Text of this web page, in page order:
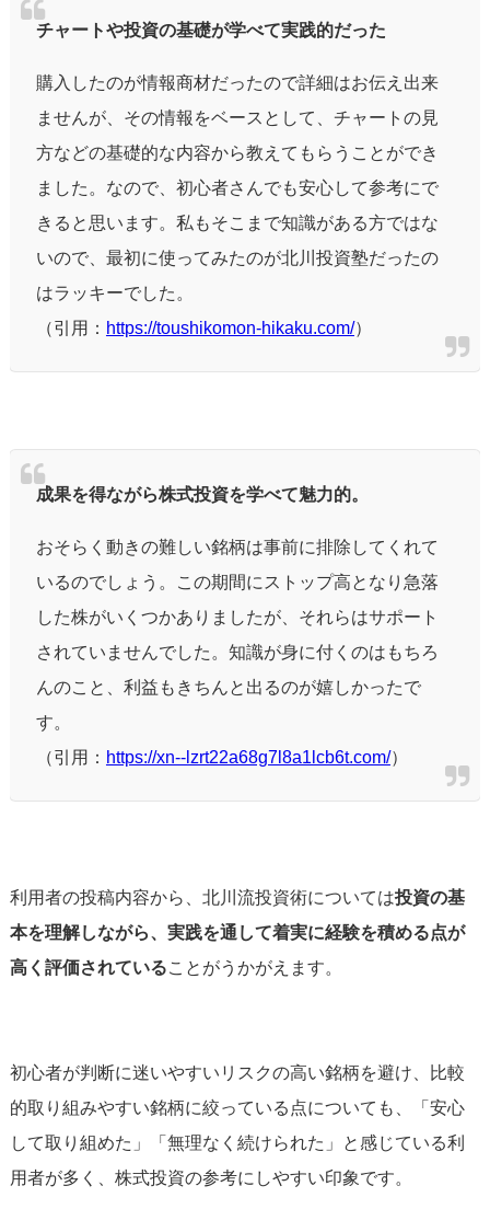
チャートや投資の基礎が学べて実践的だった
購入したのが情報商材だったので詳細はお伝え出来
ませんが、その情報をベースとして、チャートの見
方などの基礎的な内容から教えてもらうことができ
ました。なので、初心者さんでも安心して参考にで
きると思います。私もそこまで知識がある方ではな
いので、最初に使ってみたのが北川投資塾だったの
はラッキーでした。
（引用： https://toushikomon-hikaku.com/）
成果を得ながら株式投資を学べて魅力的。
おそらく動きの難しい銘柄は事前に排除してくれて
いるのでしょう。この期間にストップ高となり急落
した株がいくつかありましたが、それらはサポート
されていませんでした。知識が身に付くのはもちろ
んのこと、利益もきちんと出るのが嬉しかったで
す。
（引用： https://xn--lzrt22a68g7l8a1lcb6t.com/）
利用者の投稿内容から、北川流投資術については投資の基
本を理解しながら、実践を通して着実に経験を積める点が
高く評価されていることがうかがえます。
初心者が判断に迷いやすいリスクの高い銘柄を避け、比較
的取り組みやすい銘柄に絞っている点についても、「安心
して取り組めた」「無理なく続けられた」と感じている利
用者が多く、株式投資の参考にしやすい印象です。